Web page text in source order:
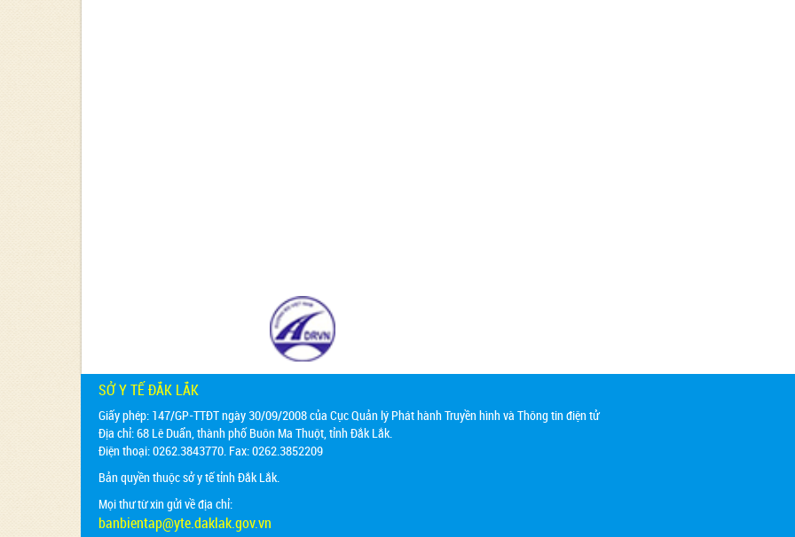
SỞ Y TẾ ĐẮK LẮK
Giấy phép: 147/GP-TTĐT ngày 30/09/2008 của Cục Quản lý Phát hành Truyền hình và Thông tin điện tử
Địa chỉ:68 Lê Duẩn, thành phố Buôn Ma Thuột, tỉnh Đắk Lắk.
Điện thoại: 0262.3843770. Fax: 0262.3852209
Bản quyền thuộc sở y tế tỉnh Đắk Lắk.
Mọi thư từ xin gửi về địa chỉ:
banbientap@yte.daklak.gov.vn